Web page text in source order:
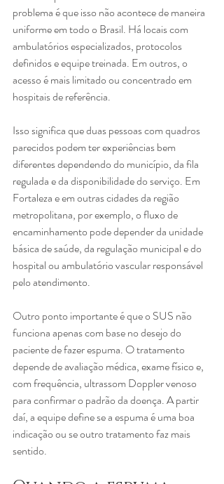
problema é que isso não acontece de maneira
uniforme em todo o Brasil. Há locais com
ambulatórios especializados, protocolos
definidos e equipe treinada. Em outros, o
acesso é mais limitado ou concentrado em
hospitais de referência.
Isso significa que duas pessoas com quadros
parecidos podem ter experiências bem
diferentes dependendo do município, da fila
regulada e da disponibilidade do serviço. Em
Fortaleza e em outras cidades da região
metropolitana, por exemplo, o fluxo de
encaminhamento pode depender da unidade
básica de saúde, da regulação municipal e do
hospital ou ambulatório vascular responsável
pelo atendimento.
Outro ponto importante é que o SUS não
funciona apenas com base no desejo do
paciente de fazer espuma. O tratamento
depende de avaliação médica, exame físico e,
com frequência, ultrassom Doppler venoso
para confirmar o padrão da doença. A partir
daí, a equipe define se a espuma é uma boa
indicação ou se outro tratamento faz mais
sentido.